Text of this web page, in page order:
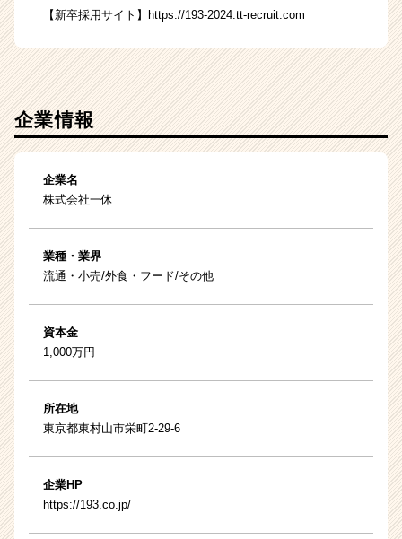
【新卒採用サイト】https://193-2024.tt-recruit.com
企業情報
企業名
株式会社一休
業種・業界
流通・小売/外食・フード/その他
資本金
1,000万円
所在地
東京都東村山市栄町2-29-6
企業HP
https://193.co.jp/